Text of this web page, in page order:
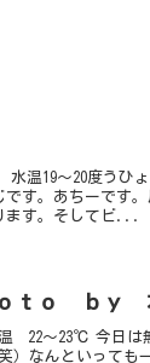
温19～20度うひ
す。あちーです
ます。そしてビ...
ｔｏ ｂｙ
〜23℃ 今日は無
）なんといっても